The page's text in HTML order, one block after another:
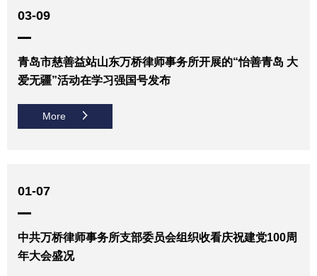
03-09
青岛市慈善益站山东万桥律师事务所开展的“怡善青岛 大
爱无疆”活动在学习强国号发布
More
01-07
中共万桥律师事务所支部委员会组织收看庆祝建党100周
年大会盛况